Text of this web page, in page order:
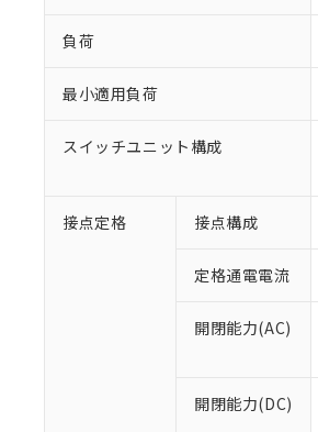
負荷
最小適用負荷
スイッチユニット構成
接点定格 接点構成
定格通電電流
開閉能力(AC)
開閉能力(DC)